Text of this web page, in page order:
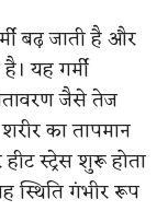
बढ़ जाती है और
यह गर्मी
जैसे तेज
का तापमान
हीट स्ट्रेस शुरू होता
स्थिति गंभीर रूप